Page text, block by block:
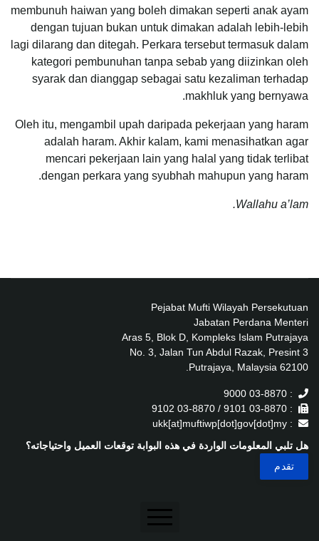
membunuh haiwan yang boleh dimakan seperti anak ayam
dengan tujuan bukan untuk dimakan adalah lebih-lebih
lagi dilarang dan ditegah. Perkara tersebut termasuk dalam
kategori pembunuhan tanpa sebab yang diizinkan oleh
syarak dan dianggap sebagai satu kezaliman terhadap
makhluk yang bernyawa.
Oleh itu, mengambil upah daripada pekerjaan yang haram
adalah haram. Akhir kalam, kami menasihatkan agar
mencari pekerjaan lain yang halal yang tidak terlibat
dengan perkara yang syubhah mahupun yang haram.
Wallahu a’lam.
Pejabat Mufti Wilayah Persekutuan
Jabatan Perdana Menteri
Aras 5, Blok D, Kompleks Islam Putrajaya
No. 3, Jalan Tun Abdul Razak, Presint 3
62100 Putrajaya, Malaysia.
: 03-8870 9000
: 03-8870 9101 / 03-8870 9102
: ukk[at]muftiwp[dot]gov[dot]my
هل تلبي المعلومات الواردة في هذه البوابة توقعات العميل واحتياجاته؟